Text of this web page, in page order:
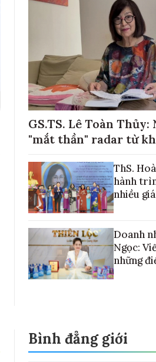
GS.TS. Lê Toàn Thủy:
"mắt thần" radar từ
ThS.
hành
nhiều
Doanh
Ngọc:
những
Bình đẳng giới